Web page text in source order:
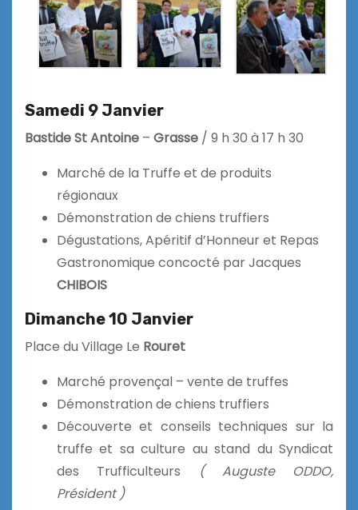
Samedi 9 Janvier
Bastide St Antoine – Grasse / 9 h 30 à 17 h 30
Marché de la Truffe et de produits
régionaux
Démonstration de chiens truffiers
Dégustations, Apéritif d’Honneur et Repas
Gastronomique concocté par Jacques
CHIBOIS
Dimanche 10 Janvier
Place du Village Le Rouret
Marché provençal – vente de truffes
Démonstration de chiens truffiers
Découverte et conseils techniques sur la
truffe et sa culture au stand du Syndicat
des Trufficulteurs
( Auguste ODDO,
Président )